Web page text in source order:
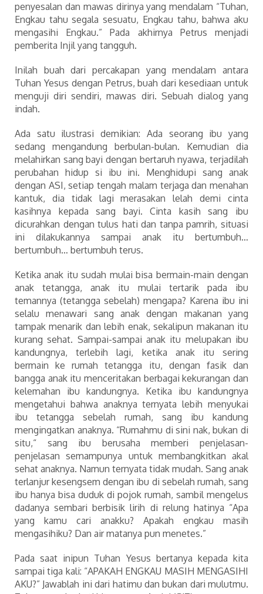
penyesalan dan mawas dirinya yang mendalam “Tuhan,
Engkau tahu segala sesuatu, Engkau tahu, bahwa aku
mengasihi Engkau.” Pada akhirnya Petrus menjadi
pemberita Injil yang tangguh.
Inilah buah dari percakapan yang mendalam antara
Tuhan Yesus dengan Petrus, buah dari kesediaan untuk
menguji diri sendiri, mawas diri. Sebuah dialog yang
indah.
Ada satu ilustrasi demikian: Ada seorang ibu yang
sedang mengandung berbulan-bulan. Kemudian dia
melahirkan sang bayi dengan bertaruh nyawa, terjadilah
perubahan hidup si ibu ini. Menghidupi sang anak
dengan ASI, setiap tengah malam terjaga dan menahan
kantuk, dia tidak lagi merasakan lelah demi cinta
kasihnya kepada sang bayi. Cinta kasih sang ibu
dicurahkan dengan tulus hati dan tanpa pamrih, situasi
ini dilakukannya sampai anak itu bertumbuh…
bertumbuh… bertumbuh terus.
Ketika anak itu sudah mulai bisa bermain-main dengan
anak tetangga, anak itu mulai tertarik pada ibu
temannya (tetangga sebelah) mengapa? Karena ibu ini
selalu menawari sang anak dengan makanan yang
tampak menarik dan lebih enak, sekalipun makanan itu
kurang sehat. Sampai-sampai anak itu melupakan ibu
kandungnya, terlebih lagi, ketika anak itu sering
bermain ke rumah tetangga itu, dengan fasik dan
bangga anak itu menceritakan berbagai kekurangan dan
kelemahan ibu kandungnya. Ketika ibu kandungnya
mengetahui bahwa anaknya ternyata lebih menyukai
ibu tetangga sebelah rumah, sang ibu kandung
mengingatkan anaknya. “Rumahmu di sini nak, bukan di
situ,“ sang ibu berusaha memberi penjelasan-
penjelasan semampunya untuk membangkitkan akal
sehat anaknya. Namun ternyata tidak mudah. Sang anak
terlanjur kesengsem dengan ibu di sebelah rumah, sang
ibu hanya bisa duduk di pojok rumah, sambil mengelus
dadanya sembari berbisik lirih di relung hatinya “Apa
yang kamu cari anakku? Apakah engkau masih
mengasihiku? Dan air matanya pun menetes.”
Pada saat inipun Tuhan Yesus bertanya kepada kita
sampai tiga kali: “APAKAH ENGKAU MASIH MENGASIHI
AKU?” Jawablah ini dari hatimu dan bukan dari mulutmu.